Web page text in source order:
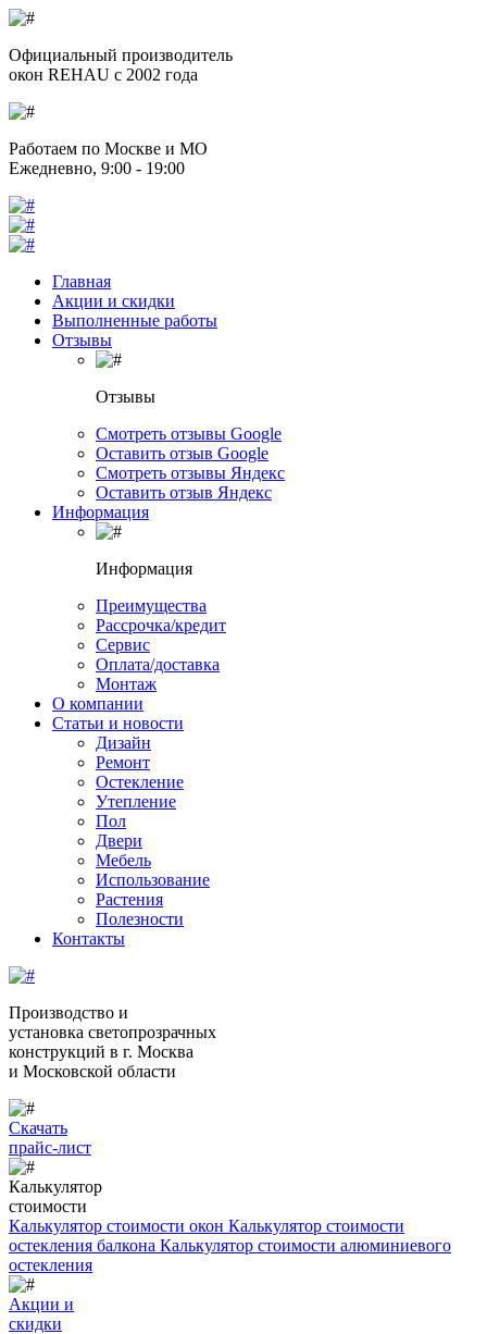
Официальный производитель
окон REHAU с 2002 года
Работаем по Москве и МО
Ежедневно, 9:00 - 19:00
Главная
Акции и скидки
Выполненные работы
Отзывы
Отзывы
Смотреть отзывы Google
Оставить отзыв Google
Смотреть отзывы Яндекс
Оставить отзыв Яндекс
Информация
Информация
Преимущества
Рассрочка/кредит
Сервис
Оплата/доставка
Монтаж
О компании
Статьи и новости
Дизайн
Ремонт
Остекление
Утепление
Пол
Двери
Мебель
Использование
Растения
Полезности
Контакты
Производство и
установка светопрозрачных
конструкций в г. Москва
и Московской области
Скачать
прайс-лист
Калькулятор
стоимости
Калькулятор стоимости окон Калькулятор стоимости
остекления балкона Калькулятор стоимости алюминиевого
остекления
Акции и
скидки